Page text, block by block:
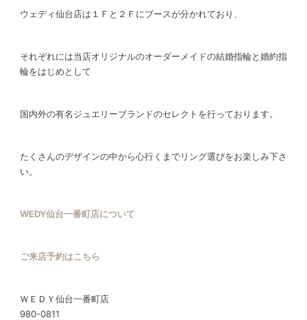
ウェディ仙台店は１Ｆと２Ｆにブースが分かれており、
それぞれには当店オリジナルのオーダーメイドの結婚指輪と婚約指
輪をはじめとして
国内外の有名ジュエリーブランドのセレクトを行っております。
たくさんのデザインの中から心行くまでリング選びをお楽しみ下さ
い。
WEDY仙台一番町店について
ご来店予約はこちら
ＷＥＤＹ仙台一番町店
980-0811